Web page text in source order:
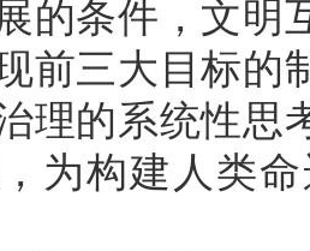
的条件，文明
前三大目标的
理的系统性思
为构建人类